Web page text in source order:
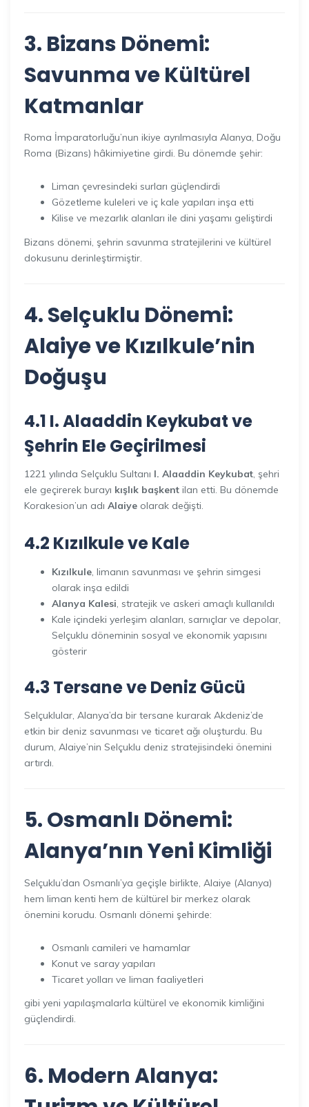
3. Bizans Dönemi:
Savunma ve Kültürel
Katmanlar
Roma İmparatorluğu’nun ikiye ayrılmasıyla Alanya, Doğu
Roma (Bizans) hâkimiyetine girdi. Bu dönemde şehir:
Liman çevresindeki surları güçlendirdi
Gözetleme kuleleri ve iç kale yapıları inşa etti
Kilise ve mezarlık alanları ile dini yaşamı geliştirdi
Bizans dönemi, şehrin savunma stratejilerini ve kültürel
dokusunu derinleştirmiştir.
4. Selçuklu Dönemi:
Alaiye ve Kızılkule’nin
Doğuşu
4.1 I. Alaaddin Keykubat ve
Şehrin Ele Geçirilmesi
1221 yılında Selçuklu Sultanı I. Alaaddin Keykubat, şehri
ele geçirerek burayı kışlık başkent ilan etti. Bu dönemde
Korakesion’un adı Alaiye olarak değişti.
4.2 Kızılkule ve Kale
Kızılkule, limanın savunması ve şehrin simgesi
olarak inşa edildi
Alanya Kalesi, stratejik ve askeri amaçlı kullanıldı
Kale içindeki yerleşim alanları, sarnıçlar ve depolar,
Selçuklu döneminin sosyal ve ekonomik yapısını
gösterir
4.3 Tersane ve Deniz Gücü
Selçuklular, Alanya’da bir tersane kurarak Akdeniz’de
etkin bir deniz savunması ve ticaret ağı oluşturdu. Bu
durum, Alaiye’nin Selçuklu deniz stratejisindeki önemini
artırdı.
5. Osmanlı Dönemi:
Alanya’nın Yeni Kimliği
Selçuklu’dan Osmanlı’ya geçişle birlikte, Alaiye (Alanya)
hem liman kenti hem de kültürel bir merkez olarak
önemini korudu. Osmanlı dönemi şehirde:
Osmanlı camileri ve hamamlar
Konut ve saray yapıları
Ticaret yolları ve liman faaliyetleri
gibi yeni yapılaşmalarla kültürel ve ekonomik kimliğini
güçlendirdi.
6. Modern Alanya: